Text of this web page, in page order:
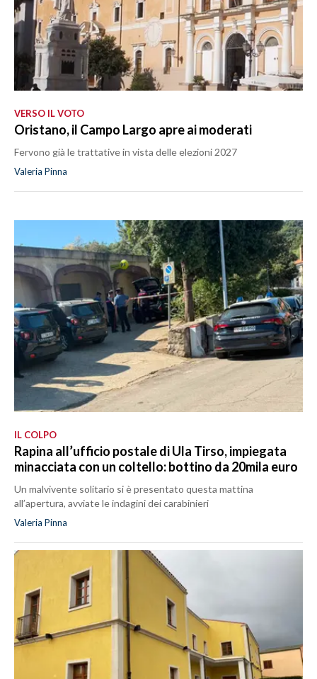
VERSO IL VOTO
Oristano, il Campo Largo apre ai moderati
Fervono già le trattative in vista delle elezioni 2027
Valeria Pinna
IL COLPO
Rapina all’ufficio postale di Ula Tirso, impiegata
minacciata con un coltello: bottino da 20mila euro
Un malvivente solitario si è presentato questa mattina
all’apertura, avviate le indagini dei carabinieri
Valeria Pinna